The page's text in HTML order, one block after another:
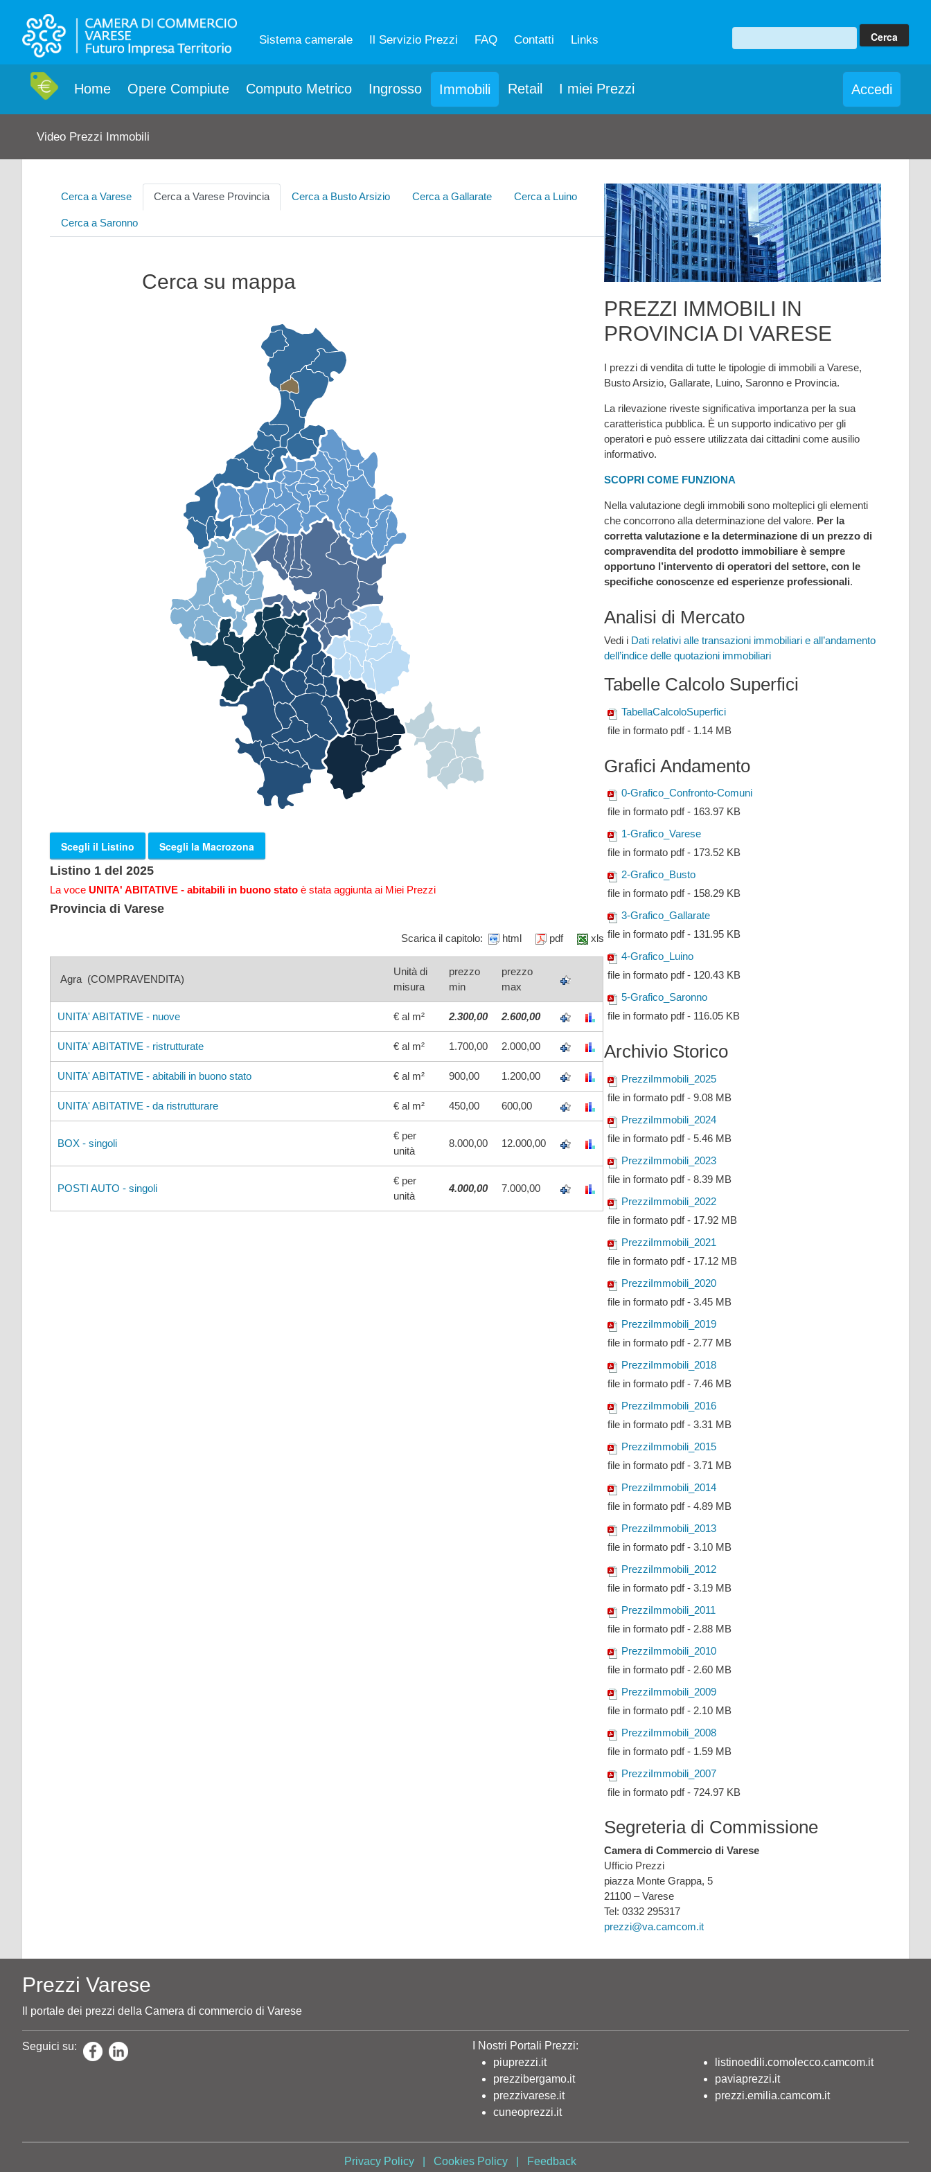
Sistema camerale Il Servizio Prezzi FAQ Contatti Links
Home Opere Compiute Computo Metrico Ingrosso Immobili Retail I miei Prezzi Accedi
Video Prezzi Immobili
Cerca a Varese Cerca a Varese Provincia Cerca a Busto Arsizio Cerca a Gallarate Cerca a Luino
Cerca a Saronno
Cerca su mappa
Scegli il Listino
Scegli la Macrozona
Listino 1 del 2025
La voce UNITA' ABITATIVE - abitabili in buono stato è stata aggiunta ai Miei Prezzi
Provincia di Varese
Scarica il capitolo: html pdf xls
Agra (COMPRAVENDITA)
Unità di
misura
prezzo
min
prezzo
max
UNITA' ABITATIVE - nuove € al m² 2.300,00 2.600,00
UNITA' ABITATIVE - ristrutturate € al m² 1.700,00 2.000,00
UNITA' ABITATIVE - abitabili in buono stato € al m² 900,00 1.200,00
UNITA' ABITATIVE - da ristrutturare € al m² 450,00 600,00
BOX - singoli
€ per
unità
8.000,00 12.000,00
POSTI AUTO - singoli
€ per
unità
4.000,00 7.000,00
PREZZI IMMOBILI IN
PROVINCIA DI VARESE
I prezzi di vendita di tutte le tipologie di immobili a Varese,
Busto Arsizio, Gallarate, Luino, Saronno e Provincia.
La rilevazione riveste significativa importanza per la sua
caratteristica pubblica. È un supporto indicativo per gli
operatori e può essere utilizzata dai cittadini come ausilio
informativo.
SCOPRI COME FUNZIONA
Nella valutazione degli immobili sono molteplici gli elementi
che concorrono alla determinazione del valore. Per la
corretta valutazione e la determinazione di un prezzo di
compravendita del prodotto immobiliare è sempre
opportuno l’intervento di operatori del settore, con le
specifiche conoscenze ed esperienze professionali.
Analisi di Mercato
Vedi i Dati relativi alle transazioni immobiliari e all’andamento
dell’indice delle quotazioni immobiliari
Tabelle Calcolo Superfici
TabellaCalcoloSuperfici
file in formato pdf - 1.14 MB
Grafici Andamento
0-Grafico_Confronto-Comuni
file in formato pdf - 163.97 KB
1-Grafico_Varese
file in formato pdf - 173.52 KB
2-Grafico_Busto
file in formato pdf - 158.29 KB
3-Grafico_Gallarate
file in formato pdf - 131.95 KB
4-Grafico_Luino
file in formato pdf - 120.43 KB
5-Grafico_Saronno
file in formato pdf - 116.05 KB
Archivio Storico
PrezziImmobili_2025
file in formato pdf - 9.08 MB
PrezziImmobili_2024
file in formato pdf - 5.46 MB
PrezziImmobili_2023
file in formato pdf - 8.39 MB
PrezziImmobili_2022
file in formato pdf - 17.92 MB
PrezziImmobili_2021
file in formato pdf - 17.12 MB
PrezziImmobili_2020
file in formato pdf - 3.45 MB
PrezziImmobili_2019
file in formato pdf - 2.77 MB
PrezziImmobili_2018
file in formato pdf - 7.46 MB
PrezziImmobili_2016
file in formato pdf - 3.31 MB
PrezziImmobili_2015
file in formato pdf - 3.71 MB
PrezziImmobili_2014
file in formato pdf - 4.89 MB
PrezziImmobili_2013
file in formato pdf - 3.10 MB
PrezziImmobili_2012
file in formato pdf - 3.19 MB
PrezziImmobili_2011
file in formato pdf - 2.88 MB
PrezziImmobili_2010
file in formato pdf - 2.60 MB
PrezziImmobili_2009
file in formato pdf - 2.10 MB
PrezziImmobili_2008
file in formato pdf - 1.59 MB
PrezziImmobili_2007
file in formato pdf - 724.97 KB
Segreteria di Commissione
Camera di Commercio di Varese
Ufficio Prezzi
piazza Monte Grappa, 5
21100 – Varese
Tel: 0332 295317
prezzi@va.camcom.it
Prezzi Varese
Il portale dei prezzi della Camera di commercio di Varese
Seguici su:
I Nostri Portali Prezzi:
piuprezzi.it
prezzibergamo.it
prezzivarese.it
cuneoprezzi.it
listinoedili.comolecco.camcom.it
paviaprezzi.it
prezzi.emilia.camcom.it
Privacy Policy| Cookies Policy| Feedback